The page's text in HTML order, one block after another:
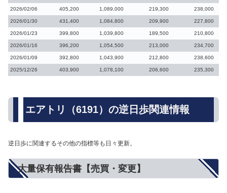
2026/02/06 405,200 1,089,000 219,300 238,000
2026/01/30 431,400 1,084,800 209,900 227,800
2026/01/23 399,800 1,039,800 189,500 210,800
2026/01/16 396,200 1,054,500 213,000 234,700
2026/01/09 392,800 1,043,900 212,800 238,600
2025/12/26 403,900 1,078,100 206,600 235,300
エアトリ（6191）の逆日歩関連情報
逆日歩に関連するその他の指標等も日々更新。
大量保有報告書【売買・変更】